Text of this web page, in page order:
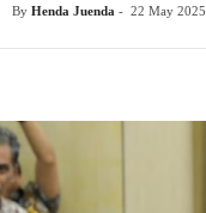
By Henda Juenda - 22 May 2025